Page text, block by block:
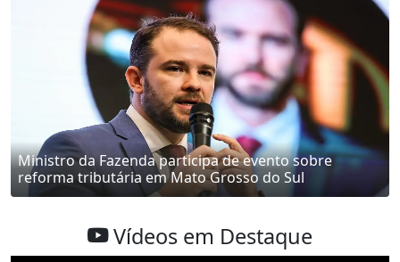
Ministro da Fazenda participa de evento sobre
reforma tributária em Mato Grosso do Sul
Vídeos em Destaque